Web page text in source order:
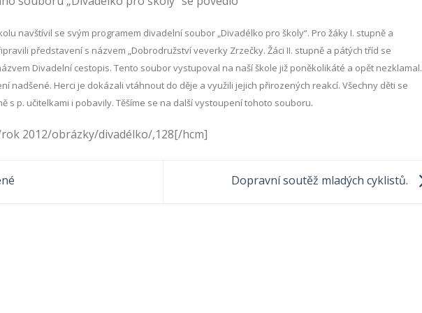
navštívil se svým programem divadelní soubor „Divadélko pro školy“. Pro žáky I. stupně a
představení s názvem „Dobrodružství veverky Zrzečky. Žáci II. stupně a pátých tříd se
Divadelní cestopis. Tento soubor vystupoval na naší škole již poněkolikáté a opět nezklamal.
nadšené. Herci je dokázali vtáhnout do děje a využili jejich přirozených reakcí. Všechny děti se
s p. učitelkami i pobavily. Těšíme se na další vystoupení tohoto souboru.
2012/obrázky/divadélko/,128[/hcm]
Dopravní soutěž mladých cyklistů.